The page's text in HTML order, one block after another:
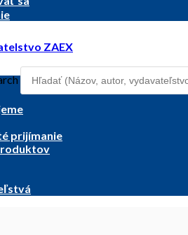
prijímanie